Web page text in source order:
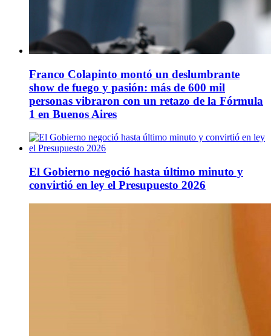
Franco Colapinto montó un deslumbrante
show de fuego y pasión: más de 600 mil
personas vibraron con un retazo de la Fórmula
1 en Buenos Aires
El Gobierno negoció hasta último minuto y
convirtió en ley el Presupuesto 2026